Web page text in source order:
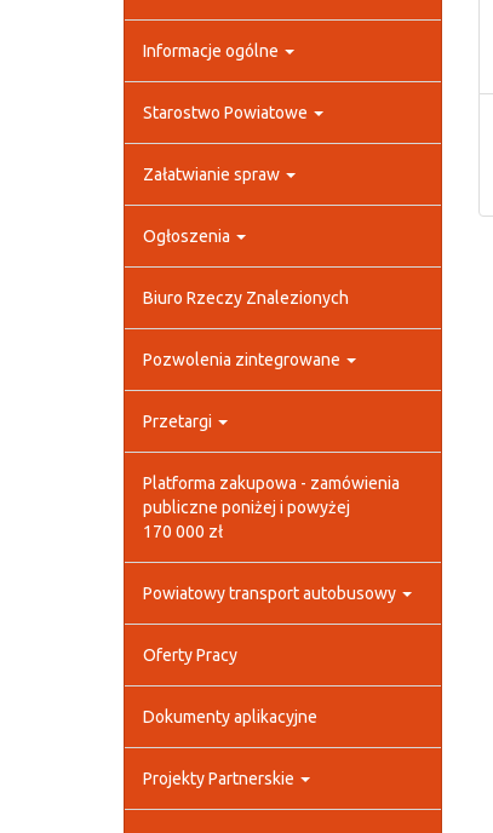
Informacje ogólne
Starostwo Powiatowe
Załatwianie spraw
Ogłoszenia
Biuro Rzeczy Znalezionych
Pozwolenia zintegrowane
Przetargi
Platforma zakupowa - zamówienia
publiczne poniżej i powyżej
170 000 zł
Powiatowy transport autobusowy
Oferty Pracy
Dokumenty aplikacyjne
Projekty Partnerskie